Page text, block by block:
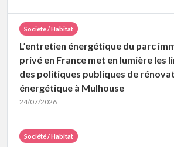
Société / Habitat
L’entretien énergétique du parc
privé en France met en lumière les
des politiques publiques de
énergétique à Mulhouse
24/07/2026
Société / Habitat